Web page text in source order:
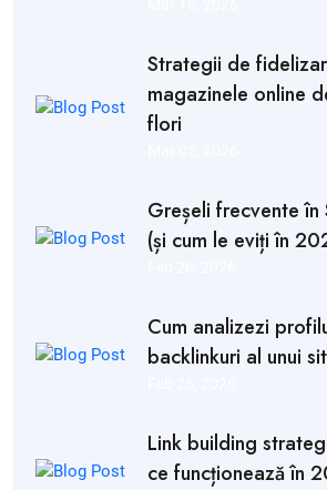
Strategii de
magazinele online
flori
Greșeli frecvente
(și cum le eviți în
Cum analizezi
backlinkuri al unui
Link building
ce funcționează în